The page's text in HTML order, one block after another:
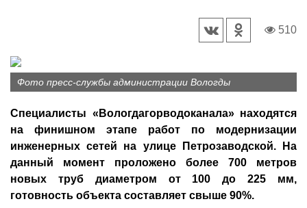
510
Фото пресс-службы администрации Вологды
Специалисты «Вологдагорводоканала» находятся
на финишном этапе работ по модернизации
инженерных сетей на улице Петрозаводской. На
данный момент проложено более 700 метров
новых труб диаметром от 100 до 225 мм,
готовность объекта составляет свыше 90%.